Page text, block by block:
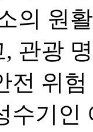
의 원
관광
전 위
수기인